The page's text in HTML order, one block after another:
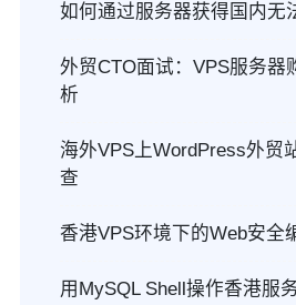
如何通过服务器获得国内无
外贸CTO面试：VPS服务器
析
海外VPS上WordPress外贸
查
香港VPS环境下的Web安全
用MySQL Shell操作香港服